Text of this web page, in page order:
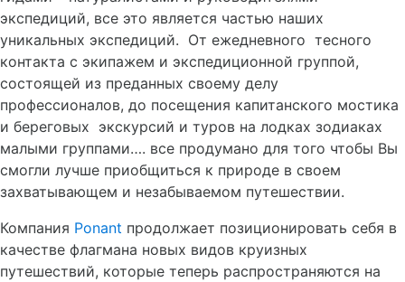
экспедиций, все это является частью наших
уникальных экспедиций. От ежедневного тесного
контакта с экипажем и экспедиционной группой,
состоящей из преданных своему делу
профессионалов, до посещения капитанского мостика
и береговых экскурсий и туров на лодках зодиаках
малыми группами…. все продумано для того чтобы Вы
смогли лучше приобщиться к природе в своем
захватывающем и незабываемом путешествии.
Компания Ponant продолжает позиционировать себя в
качестве флагмана новых видов круизных
путешествий, которые теперь распространяются на